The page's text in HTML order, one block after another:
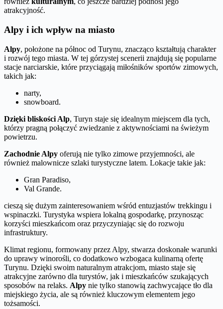
atrakcyjność.
Alpy i ich wpływ na miasto
Alpy, położone na północ od Turynu, znacząco kształtują charakter
i rozwój tego miasta. W tej górzystej scenerii znajdują się popularne
stacje narciarskie, które przyciągają miłośników sportów zimowych,
takich jak:
narty,
snowboard.
Dzięki bliskości Alp, Turyn staje się idealnym miejscem dla tych,
którzy pragną połączyć zwiedzanie z aktywnościami na świeżym
powietrzu.
Zachodnie Alpy oferują nie tylko zimowe przyjemności, ale
również malownicze szlaki turystyczne latem. Lokacje takie jak:
Gran Paradiso,
Val Grande.
cieszą się dużym zainteresowaniem wśród entuzjastów trekkingu i
wspinaczki. Turystyka wspiera lokalną gospodarkę, przynosząc
korzyści mieszkańcom oraz przyczyniając się do rozwoju
infrastruktury.
Klimat regionu, formowany przez Alpy, stwarza doskonałe warunki
do uprawy winorośli, co dodatkowo wzbogaca kulinarną ofertę
Turynu. Dzięki swoim naturalnym atrakcjom, miasto staje się
atrakcyjne zarówno dla turystów, jak i mieszkańców szukających
sposobów na relaks. Alpy nie tylko stanowią zachwycające tło dla
miejskiego życia, ale są również kluczowym elementem jego
tożsamości.